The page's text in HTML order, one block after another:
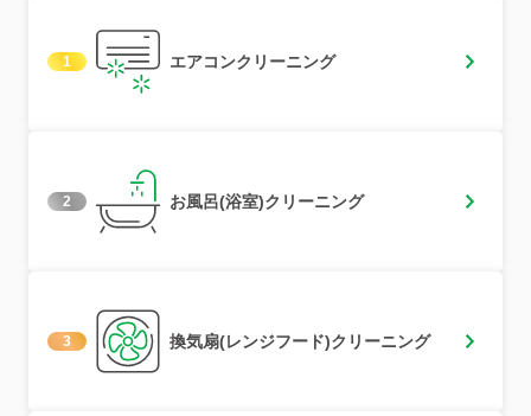
1 エアコンクリーニング
2 お風呂(浴室)クリーニング
3 換気扇(レンジフード)クリーニング